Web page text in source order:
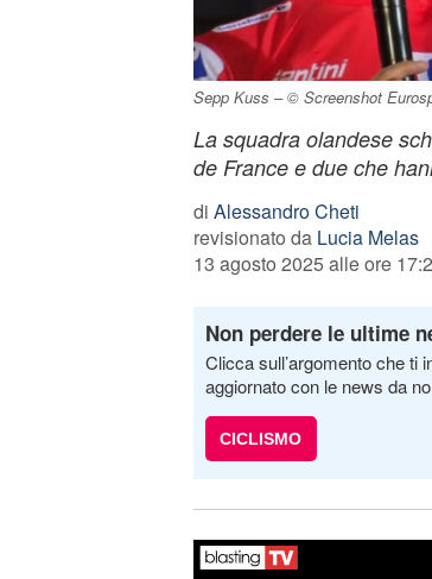
Sepp Kuss – © Screenshot
La squadra olandese
de France e due che
di Alessandro Cheti
revisionato da Lucia Melas
13 agosto 2025 alle ore
Non perdere le ultime
Clicca sull’argomento che ti
aggiornato con le news da
CICLISMO